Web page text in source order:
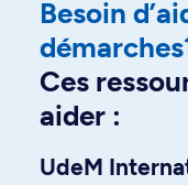
Besoin
Ces
aider :
UdeM